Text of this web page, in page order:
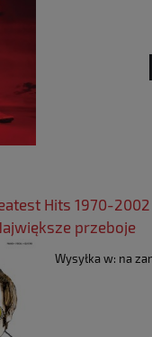
Hits 1970-
przeboje
Wysyłka w: na